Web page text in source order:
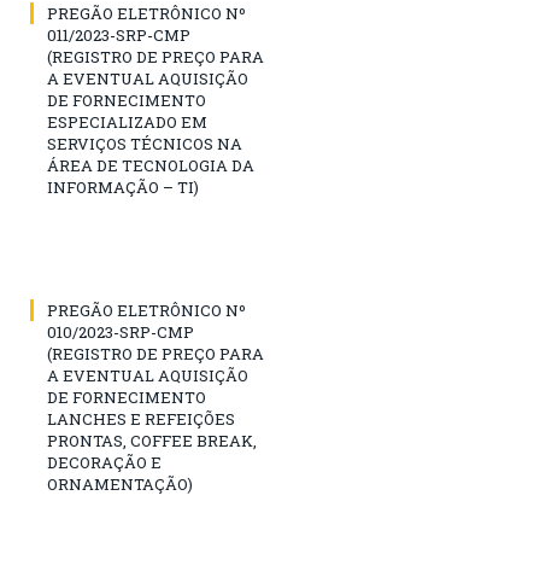
PREGÃO ELETRÔNICO Nº
011/2023-SRP-CMP
(REGISTRO DE PREÇO PARA
A EVENTUAL AQUISIÇÃO
DE FORNECIMENTO
ESPECIALIZADO EM
SERVIÇOS TÉCNICOS NA
ÁREA DE TECNOLOGIA DA
INFORMAÇÃO – TI)
PREGÃO ELETRÔNICO Nº
010/2023-SRP-CMP
(REGISTRO DE PREÇO PARA
A EVENTUAL AQUISIÇÃO
DE FORNECIMENTO
LANCHES E REFEIÇÕES
PRONTAS, COFFEE BREAK,
DECORAÇÃO E
ORNAMENTAÇÃO)